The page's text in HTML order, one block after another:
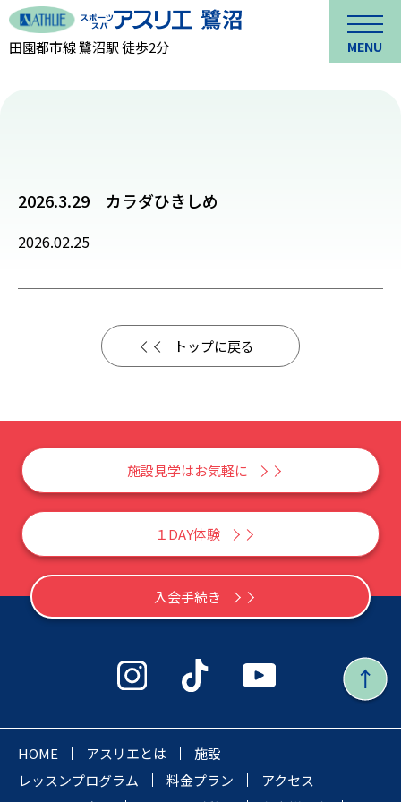
田園都市線 鷺沼駅 徒歩2分 MENU
2026.3.29 カラダひきしめ
2026.02.25
トップに戻る
施設見学はお気軽に
１DAY体験
入会手続き
HOME アスリエとは
施設
レッスンプログラム
料金プラン
アクセス